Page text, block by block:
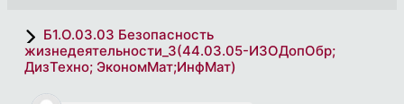
Б1.О.03.03 Безопасность
жизнедеятельности_3(44.03.05-ИЗОДопОбр;
ДизТехно; ЭкономМат;ИнфМат)